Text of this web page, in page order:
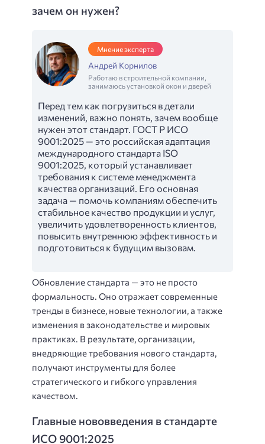
зачем он нужен?
Мнение эксперта
Андрей Корнилов
Работаю в строительной компании,
занимаюсь установкой окон и дверей
Перед тем как погрузиться в детали
изменений, важно понять, зачем вообще
нужен этот стандарт. ГОСТ Р ИСО
9001:2025 — это российская адаптация
международного стандарта ISO
9001:2025, который устанавливает
требования к системе менеджмента
качества организаций. Его основная
задача — помочь компаниям обеспечить
стабильное качество продукции и услуг,
увеличить удовлетворенность клиентов,
повысить внутреннюю эффективность и
подготовиться к будущим вызовам.
Обновление стандарта — это не просто
формальность. Оно отражает современные
тренды в бизнесе, новые технологии, а также
изменения в законодательстве и мировых
практиках. В результате, организации,
внедряющие требования нового стандарта,
получают инструменты для более
стратегического и гибкого управления
качеством.
Главные нововведения в стандарте
ИСО 9001:2025